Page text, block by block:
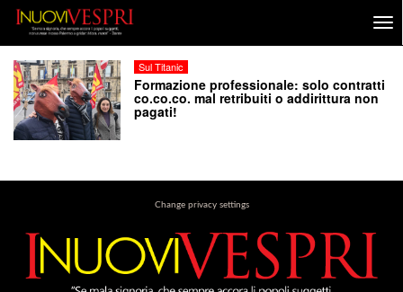
Sul Titanic
Formazione professionale: solo contratti
co.co.co. mal retribuiti o addirittura non
pagati!
Change privacy settings